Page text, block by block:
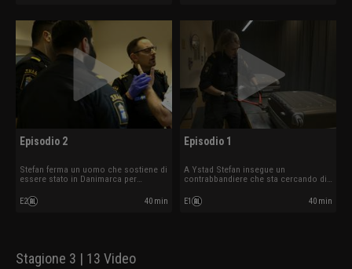
Episodio 2
Stefan ferma un uomo che sostiene di
essere stato in Danimarca per
E2 40 min
Episodio 1
A Ystad Stefan insegue un
contrabbandiere che sta cercando di
E1 40 min
Stagione 3 | 13 Video